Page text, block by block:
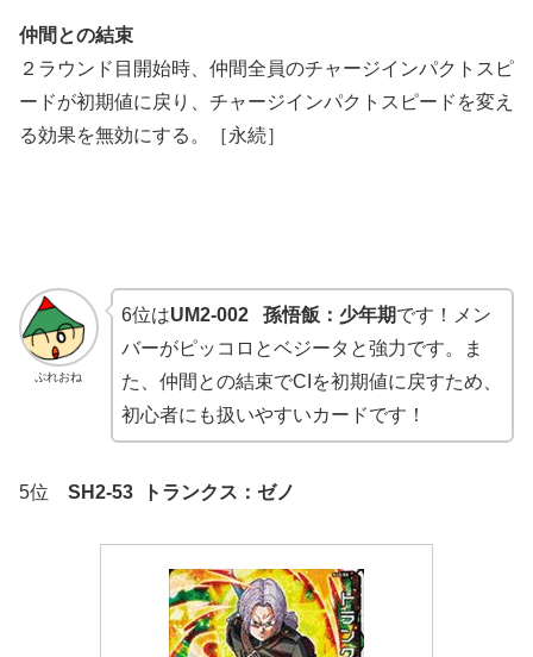
仲間との結束
２ラウンド目開始時、仲間全員のチャージインパクトスピ
ードが初期値に戻り、チャージインパクトスピードを変え
る効果を無効にする。［永続］
ぷれおね
6位はUM2-002 孫悟飯：少年期です！メン
バーがピッコロとベジータと強力です。ま
た、仲間との結束でCIを初期値に戻すため、
初心者にも扱いやすいカードです！
5位 SH2-53 トランクス：ゼノ